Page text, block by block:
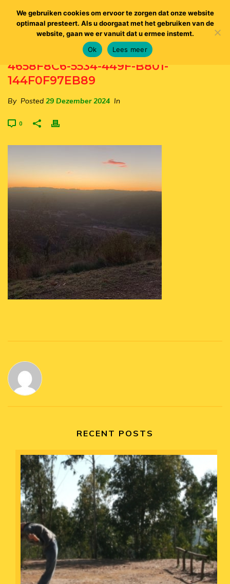
4658F8C6-5534-449F-B801-
144F0F97EB89
By Posted 29 Dezember 2024 In
0
RECENT POSTS
We gebruiken cookies om ervoor te zorgen dat onze website
optimaal presteert. Als u doorgaat met het gebruiken van de
website, gaan we er vanuit dat u ermee instemt.
Ok
Lees meer